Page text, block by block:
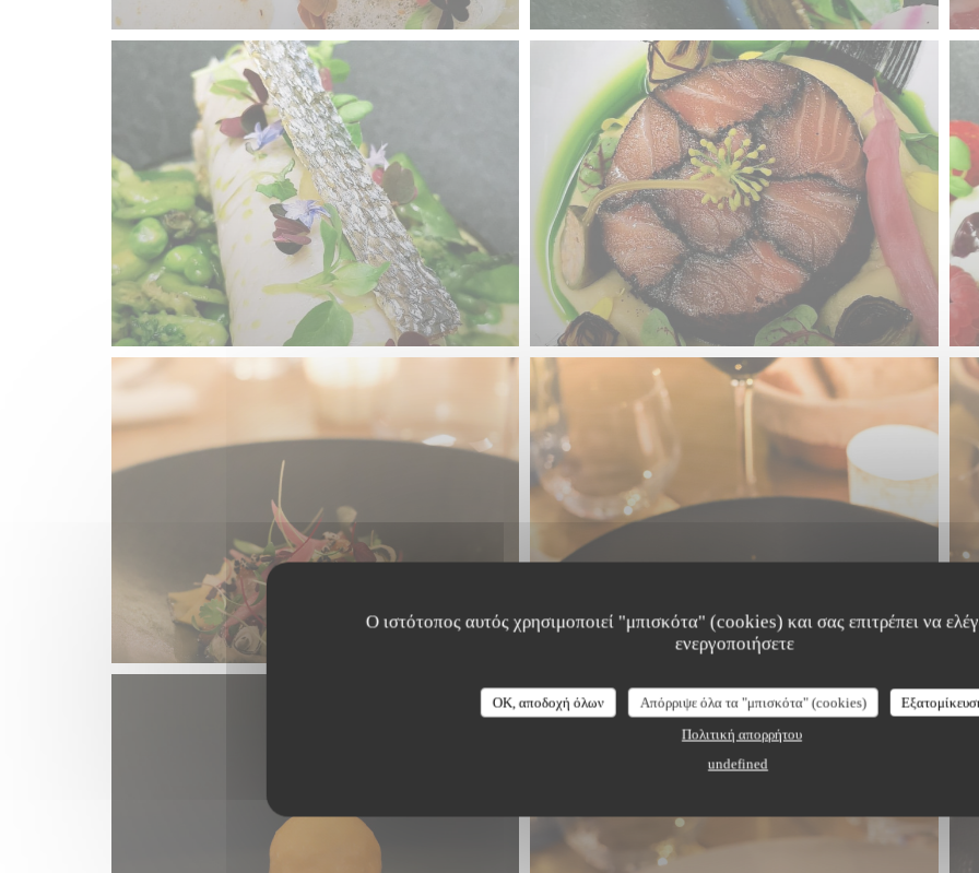
Ο ιστότοπος αυτός χρησιμοποιεί "μπισκότα" (cookies) και σας επιτρέπει να
ενεργοποιήσετε
OK, αποδοχή όλων Απόρριψε όλα τα "μπισκότα" (cookies)
Πολιτική απορρήτου
undefined